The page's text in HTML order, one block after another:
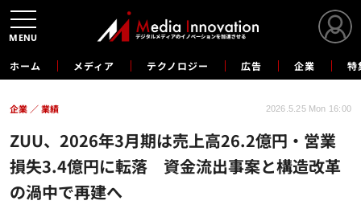
ホーム メディア テクノロジー 広告 企業 特
ZUU、2026年3月期は売上高26.2億円・営業
損失3.4億円に転落 資金流出事案と構造改革
の渦中で再建へ
企業 業績 2026.5.25 Mon 16:00
MENU